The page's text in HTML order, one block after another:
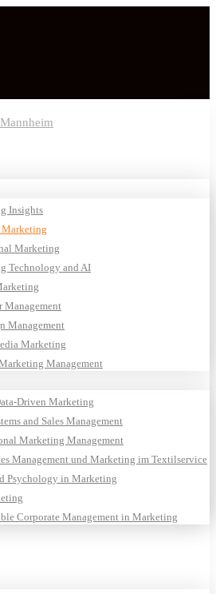
Insights
Marketing
Marketing
Technology and AI
Management
Management
Marketing
Management
Driven Marketing
and Sales Management
Marketing Management
Management und Marketing im Textilservice
Psychology in Marketing
Corporate Management in Marketing